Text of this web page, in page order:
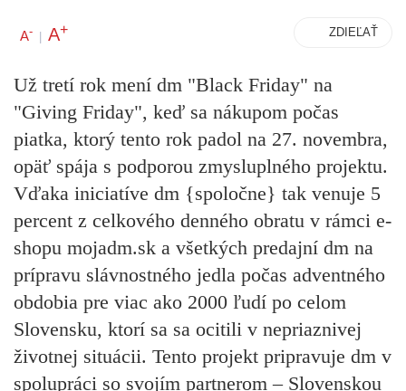
A- | A+ ZDIEĽAŤ
Už tretí rok mení dm "Black Friday" na
"Giving Friday", keď sa nákupom počas
piatka, ktorý tento rok padol na 27. novembra,
opäť spája s podporou zmysluplného projektu.
Vďaka iniciatíve dm {spoločne} tak venuje 5
percent z celkového denného obratu v rámci e-
shopu mojadm.sk a všetkých predajní dm na
prípravu slávnostného jedla počas adventného
obdobia pre viac ako 2000 ľudí po celom
Slovensku, ktorí sa sa ocitili v nepriaznivej
životnej situácii. Tento projekt pripravuje dm v
spolupráci so svojím partnerom – Slovenskou